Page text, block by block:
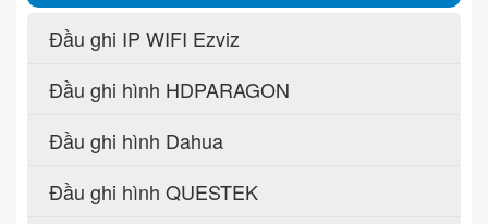
Đầu ghi IP WIFI Ezviz
Đầu ghi hình HDPARAGON
Đầu ghi hình Dahua
Đầu ghi hình QUESTEK